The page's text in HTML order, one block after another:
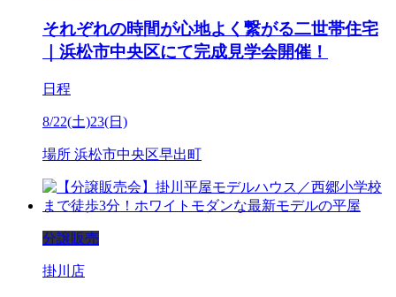
それぞれの時間が心地よく繋がる二世帯住宅
｜浜松市中央区にて完成見学会開催！
日程
8/22(土)23(日)
場所 浜松市中央区早出町
分譲販売
掛川店